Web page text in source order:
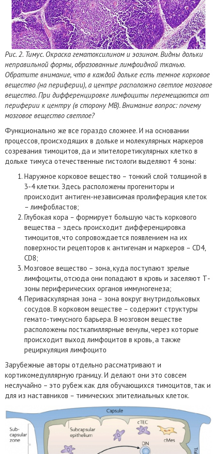
Рис. 2. Тимус. Окраска гематоксилином и эозином. Видны дольки
неправильной формы, образованные лимфоидной тканью.
Обратите внимание, что в каждой дольке есть темное корковое
вещество (на периферии), а центре расположно светлое мозговое
вещество. При дифференцировке лимфоциты перемещаются от
периферии к центру (в сторону МВ). Внимание вопрос: почему
мозговое вещество светлое?
Функционально же все гораздо сложнее. И на основании
процессов, происходящих в дольке и молекулярных маркеров
созревания тимоцитов, да и эпителоретикулярных клетко в
дольке тимуса отечественные гистологи выделяют 4 зоны:
Наружное корковое вещество – тонкий слой толщиной в
3-4 клетки. Здесь расположены прогениторы и
происходит антиген-независимая пролиферация клеток
– лимфобластов;
Глубокая кора – формирует большую часть коркового
вещества – здесь происходит дифференцировка
тимоцитов, что сопровождается появлением на их
поверхности рецепторов к антигенам и маркеров – CD4,
CD8;
Мозговое вещество – зона, куда поступают зрелые
лимфоциты, отсюда они попадают в кровь и заселяют Т-
зоны периферических органов иммуногенеза;
Периваскулярная зона – зона вокруг внутридольковых
сосудов. В корковом веществе – содержит структуры
гемато-тимусного барьера. В мозговом веществе
расположены посткапиллярные венулы, через которые
происходит выход лимфоцитов в кровь, а также
рециркуляция лимфоцито
Зарубежные авторы отдельно рассматривают и
кортикомедуллярную границу. И делают они это совсем
неслучайно – это рубеж как для обучающихся тимоцитов, так и
для из наставников – тимических эпителиальных клеток.